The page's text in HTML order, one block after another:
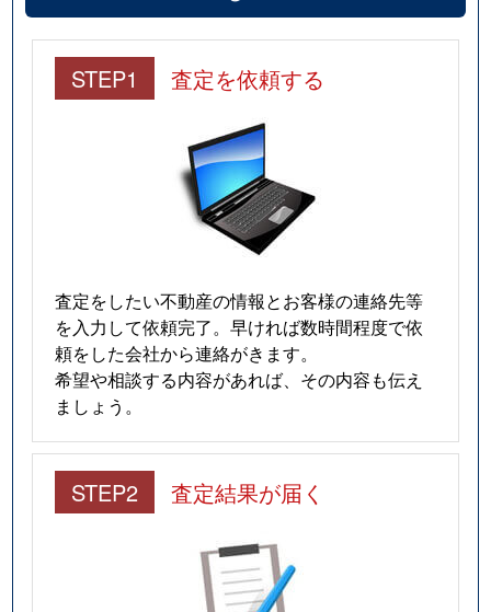
STEP1 査定を依頼する
査定をしたい不動産の情報とお客様の連絡先等
を入力して依頼完了。早ければ数時間程度で依
頼をした会社から連絡がきます。
希望や相談する内容があれば、その内容も伝え
ましょう。
STEP2 査定結果が届く